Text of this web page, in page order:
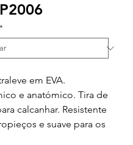
*
em EVA.
e anatómico. Tira de
calcanhar. Resistente
e suave para os